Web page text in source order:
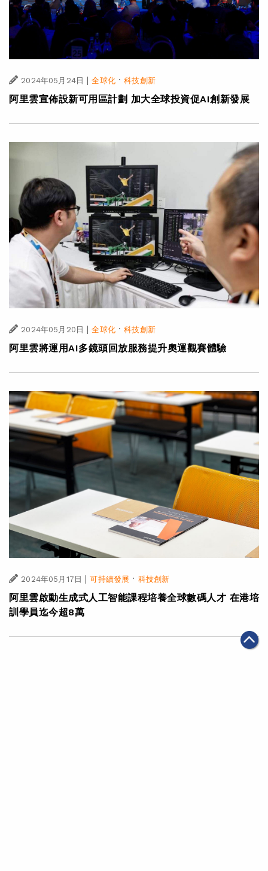
2024年05月24日 全球化·科技創新
阿里雲宣佈設新可用區計劃 加大全球投資促AI創新發展
2024年05月20日 全球化·科技創新
阿里雲將運用AI多鏡頭回放服務提升奧運觀賽體驗
2024年05月17日 | 可持續發展 · 科技創新
阿里雲啟動生成式人工智能課程培養全球數碼人才 在港培
訓學員迄今超8萬